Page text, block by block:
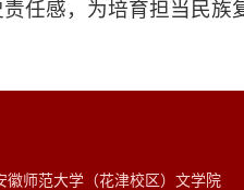
任感，为培育担当民
徽师范大学（花津校区）文学院